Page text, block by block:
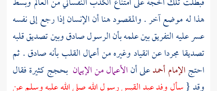
هذا له موضع آخر . والمقصود هنا أن الإنسان إذا رجع إلى نفسه
عسر عليه التفريق بين علمه بأن الرسول صادق وبين تصديق قلبه
تصديقا مجردا عن انقياد وغيره من أعمال القلب بأنه صادق . ثم
احتجالإمام أحمدعلى أنالأعمال من الإيمان بحجج كثيرة فقال